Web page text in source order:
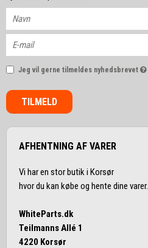
Jeg vil gerne tilmeldes nyhedsbrevet
TILMELD
AFHENTNING AF VARER
Vi har en stor butik i Korsør
hvor du kan købe og hente dine varer.
WhiteParts.dk
Teilmanns Allé 1
4220 Korsør